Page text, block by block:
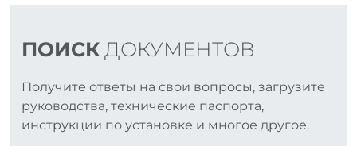
ПОИСК ДОКУМЕНТОВ
Получите ответы на свои вопросы, загрузите
руководства, технические паспорта,
инструкции по установке и многое другое.